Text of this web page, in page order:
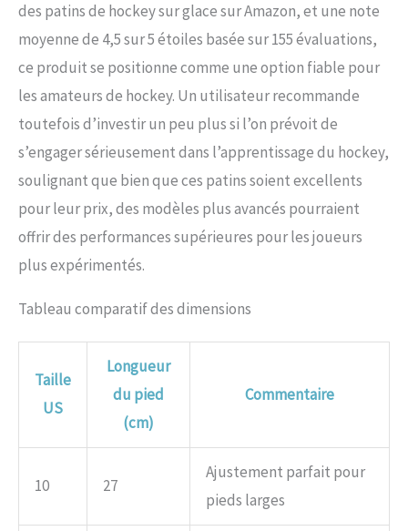
des patins de hockey sur glace sur Amazon, et une note
moyenne de 4,5 sur 5 étoiles basée sur 155 évaluations,
ce produit se positionne comme une option fiable pour
les amateurs de hockey. Un utilisateur recommande
toutefois d’investir un peu plus si l’on prévoit de
s’engager sérieusement dans l’apprentissage du hockey,
soulignant que bien que ces patins soient excellents
pour leur prix, des modèles plus avancés pourraient
offrir des performances supérieures pour les joueurs
plus expérimentés.
Tableau comparatif des dimensions
Taille
US
Longueur
du pied
(cm)
Commentaire
10 27
Ajustement parfait pour
pieds larges